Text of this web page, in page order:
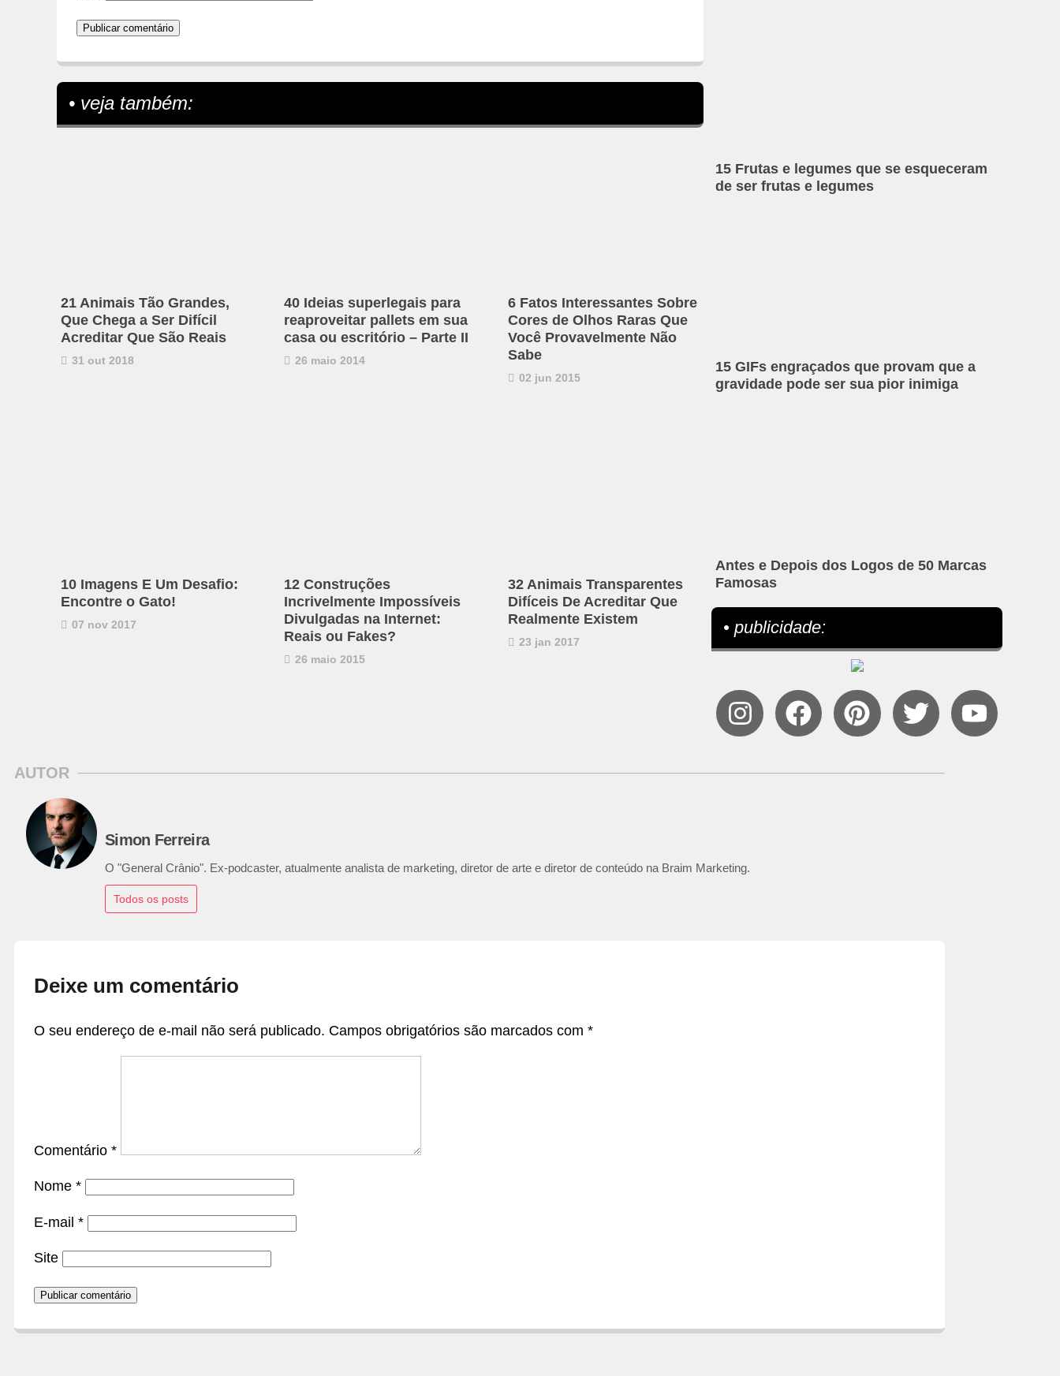
• veja também:
21 Animais Tão Grandes,
Que Chega a Ser Difícil
Acreditar Que São Reais
31 out 2018
40 Ideias superlegais para
reaproveitar pallets em sua
casa ou escritório – Parte II
26 maio 2014
6 Fatos Interessantes Sobre
Cores de Olhos Raras Que
Você Provavelmente Não
Sabe
02 jun 2015
10 Imagens E Um Desafio:
Encontre o Gato!
07 nov 2017
12 Construções
Incrivelmente Impossíveis
Divulgadas na Internet:
Reais ou Fakes?
26 maio 2015
32 Animais Transparentes
Difíceis De Acreditar Que
Realmente Existem
23 jan 2017
15 Frutas e legumes que se esqueceram
de ser frutas e legumes
15 GIFs engraçados que provam que a
gravidade pode ser sua pior inimiga
Antes e Depois dos Logos de 50 Marcas
Famosas
• publicidade:
AUTOR
Simon Ferreira
O "General Crânio". Ex-podcaster, atualmente analista de marketing, diretor de arte e diretor de conteúdo na Braim Marketing.
Todos os posts
Deixe um comentário
O seu endereço de e-mail não será publicado. Campos obrigatórios são marcados com *
Comentário *
Nome *
E-mail *
Site